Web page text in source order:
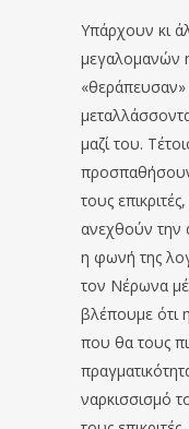
Υπάρχουν κι
μεγαλομανών
«θεράπευσαν»
μαζί του.
τους
ανεχθούν την
η φωνή της
τον Νέρωνα
βλέπουμε ότι
που θα τους
ναρκισσισμό